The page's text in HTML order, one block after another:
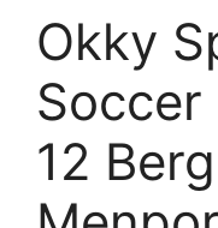
Okky
12